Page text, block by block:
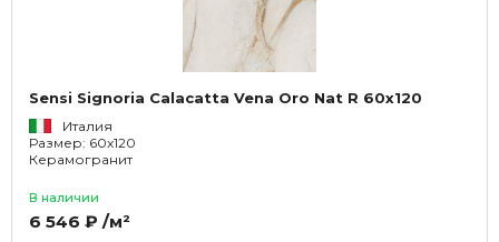
Sensi Signoria Calacatta Vena Oro Nat R 60x120
Италия
Размер: 60x120
Керамогранит
В наличии
6 546 ₽ /м²